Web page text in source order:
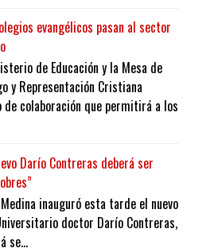
evangélicos pasan al sector
de Educación y la Mesa de
y Representación Cristiana
de colaboración que permitirá a los
Darío Contreras deberá ser
inauguró esta tarde el nuevo
doctor Darío Contreras,
se...